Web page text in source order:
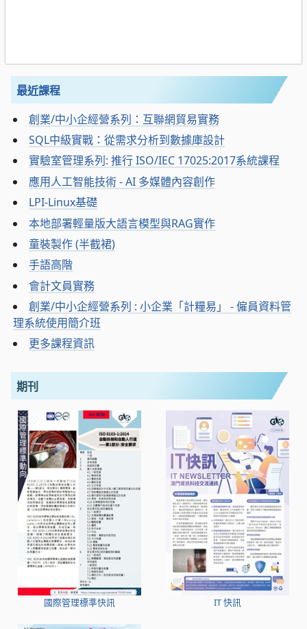
最近課程
創業/中小企經營系列：互聯網貿易實務
SQL中級實戰：從需求分析到數據庫設計
實驗室管理系列: 推行 ISO/IEC 17025:2017系統課程
應用人工智能技術 - AI 多媒體內容創作
LPI-Linux基礎
本地部署輕量版大語言模型與RAG實作
童裝製作 (半截裙)
手語高階
會計文員實務
創業/中小企經營系列 : 小企業「計糧易」 - 僱員資料管
理系統使用簡介班
更多課程資訊
期刊
國際管理標準快訊 IT 快訊